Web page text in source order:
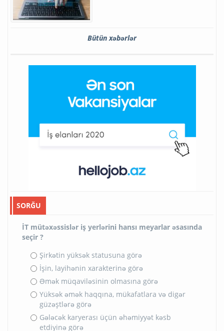
Bütün xəbərlər
SORĞU
İT mütəxəssislər iş yerlərini hansı meyarlar əsasında
seçir ?
Şirkətin yüksək statusuna görə
İşin, layihənin xarakterinə görə
Əmək müqaviləsinin olmasına görə
Yüksək əmək haqqına, mükafatlara və digər
güzəştlərə görə
Gələcək karyerası üçün əhəmiyyət kəsb
etdiyinə görə